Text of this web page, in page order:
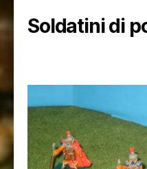
Soldatini di